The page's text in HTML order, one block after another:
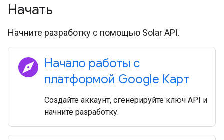
Начать
Начните разработку с помощью Solar API.
explore Начало работы с
платформой Google Карт
Создайте аккаунт, сгенерируйте ключ API и
начните разработку.